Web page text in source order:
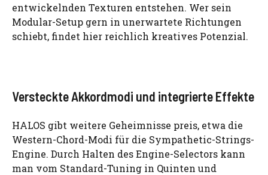
entwickelnden Texturen entstehen. Wer sein
Modular-Setup gern in unerwartete Richtungen
schiebt, findet hier reichlich kreatives Potenzial.
Versteckte Akkordmodi und integrierte Effekte
HALOS gibt weitere Geheimnisse preis, etwa die
Western-Chord-Modi für die Sympathetic-Strings-
Engine. Durch Halten des Engine-Selectors kann
man vom Standard-Tuning in Quinten und